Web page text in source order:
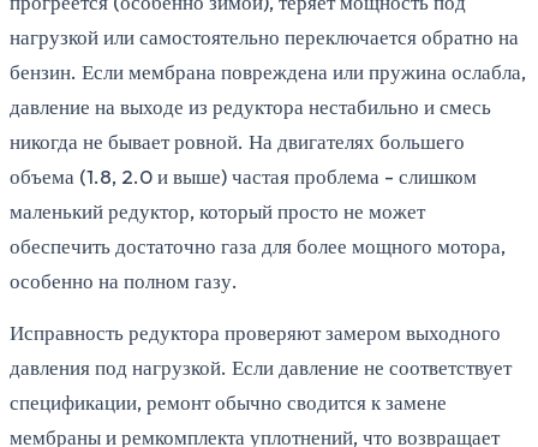
нагрузкой или самостоятельно переключается обратно на
бензин. Если мембрана повреждена или пружина ослабла,
давление на выходе из редуктора нестабильно и смесь
никогда не бывает ровной. На двигателях большего
объема (1.8, 2.0 и выше) частая проблема - слишком
маленький редуктор, который просто не может
обеспечить достаточно газа для более мощного мотора,
особенно на полном газу.
Исправность редуктора проверяют замером выходного
давления под нагрузкой. Если давление не соответствует
спецификации, ремонт обычно сводится к замене
мембраны и ремкомплекта уплотнений, что возвращает